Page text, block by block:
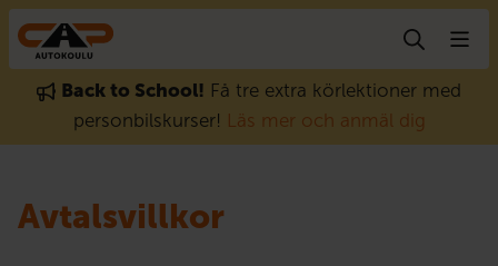
Gå till innehåll
Back to School! Få tre extra körlektioner med
personbilskurser! Läs mer och anmäl dig
Avtalsvillkor